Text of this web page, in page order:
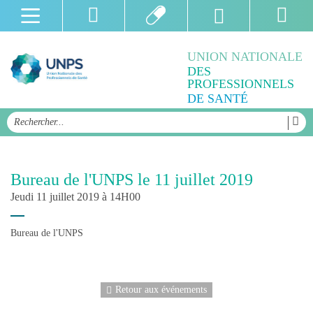
UNION NATIONALE
DES
PROFESSIONNELS
DE SANTÉ
Bureau de l'UNPS le 11 juillet 2019
Jeudi 11 juillet 2019 à 14H00
Bureau de l'UNPS
Retour aux événements